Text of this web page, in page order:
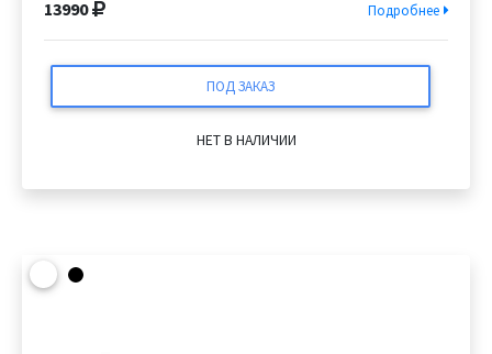
13990 Подробнее
ПОД ЗАКАЗ
НЕТ В НАЛИЧИИ